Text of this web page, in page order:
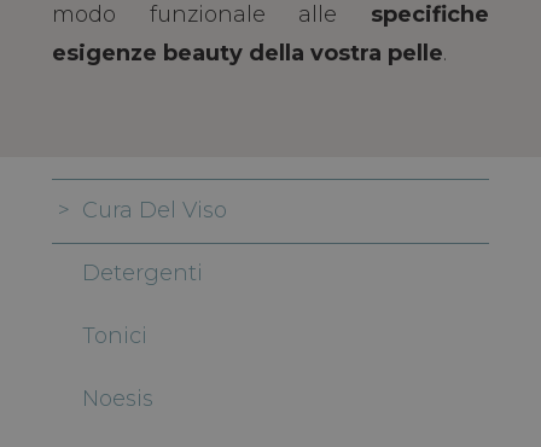
modo funzionale alle specifiche
esigenze beauty della vostra pelle.
Cura Del Viso
Detergenti
Tonici
Noesis